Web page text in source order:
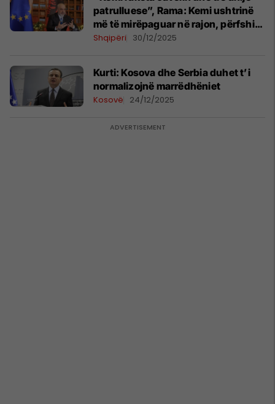
patrulluese”, Rama: Kemi ushtrinë
më të mirëpaguar në rajon, përfshirë
edhe Serbinë
Shqipëri 30/12/2025
Kurti: Kosova dhe Serbia duhet t’i
normalizojnë marrëdhëniet
Kosovë 24/12/2025